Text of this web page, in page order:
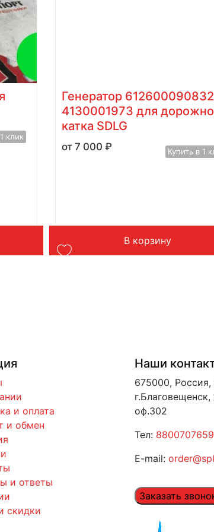
клик
Генератор 612600090832
4130001973 для
катка SDLG
7 000₽ Купить в 1
В корзину
и оплата
и обмен
и ответы
скидки
Наши
675000,
г.Благовещенск,
оф.302
Тел:
E-mail:
Заказать